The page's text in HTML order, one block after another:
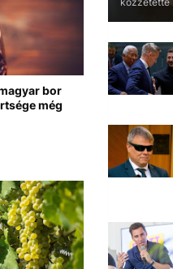
bor
még